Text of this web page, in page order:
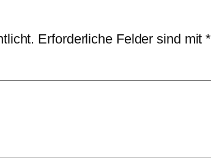
Erforderliche Felder sind mit*